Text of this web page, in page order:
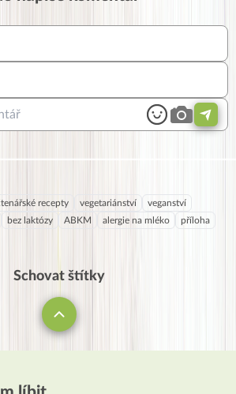
recepty vegetariánství
veganství
bez laktózy ABKM alergie na mléko
příloha
Schovat štítky